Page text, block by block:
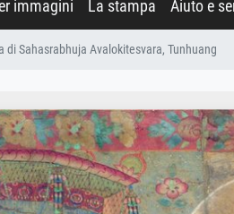
immagini La stampa Aiuto e
di Sahasrabhuja Avalokitesvara, Tunhuang